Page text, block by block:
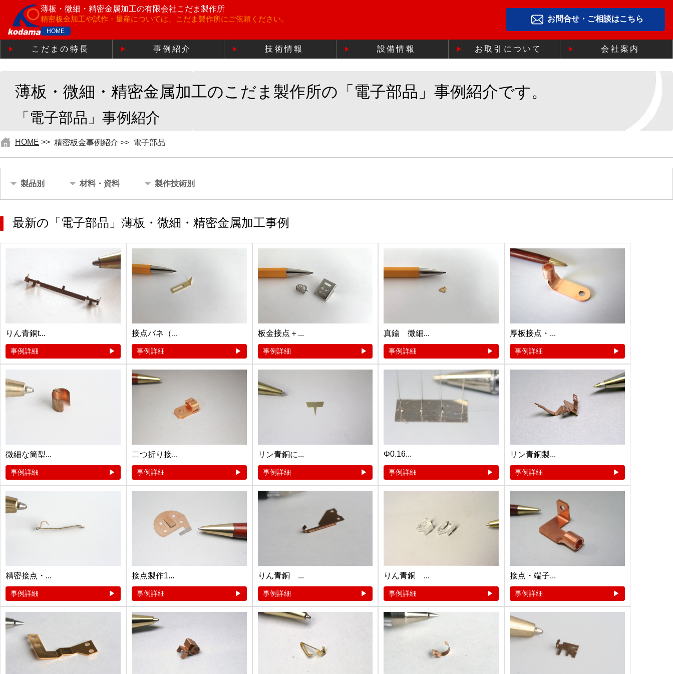
薄板・微細・精密金属加工の有限会社こだま製作所
精密板金加工や試作・量産については、こだま製作所にご依頼ください。
HOME
お問合せ・ご相談はこちら
こだまの特長 事例紹介 技術情報 設備情報 お取引について 会社案内
薄板・微細・精密金属加工のこだま製作所の「電子部品」事例紹介です。
「電子部品」事例紹介
HOME >> 精密板金事例紹介 >> 電子部品
製品別 材料・資料 製作技術別
最新の「電子部品」薄板・微細・精密金属加工事例
りん青銅t...
事例詳細
接点バネ（...
事例詳細
板金接点＋...
事例詳細
真鍮 微細...
事例詳細
厚板接点・...
事例詳細
微細な筒型...
事例詳細
二つ折り接...
事例詳細
リン青銅に...
事例詳細
Φ0.16...
事例詳細
リン青銅製...
事例詳細
精密接点・...
事例詳細
接点製作1...
事例詳細
りん青銅 ...
事例詳細
りん青銅 ...
事例詳細
接点・端子...
事例詳細